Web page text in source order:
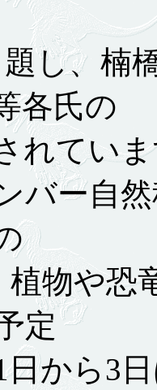
題し、
各氏の
れてい
ー自然
物や恐
定
から3日